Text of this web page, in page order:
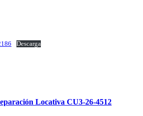
Descarga
Locativa CU3-26-4512